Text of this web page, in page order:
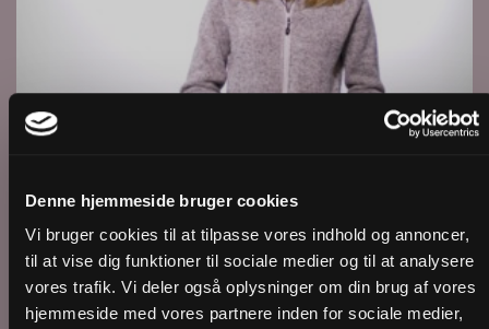
Denne hjemmeside bruger cookies
Vi bruger cookies til at tilpasse vores indhold og annoncer,
til at vise dig funktioner til sociale medier og til at analysere
vores trafik. Vi deler også oplysninger om din brug af vores
hjemmeside med vores partnere inden for sociale medier,
Konfirmation | Signe: Når jeg bliver voksen